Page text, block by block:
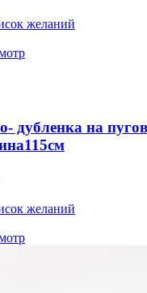
желаний
дубленка на
желаний